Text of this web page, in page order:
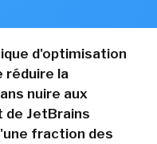
d'optimisation
réduire la
nuire aux
de JetBrains
fraction des